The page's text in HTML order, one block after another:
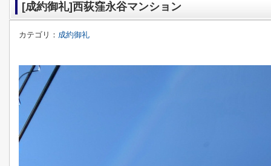
[成約御礼]西荻窪永谷マンション
カテゴリ： 成約御礼